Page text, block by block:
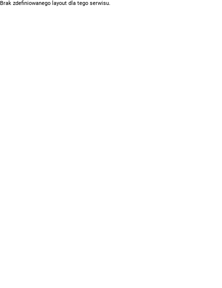
Brak zdefiniowanego layout dla tego serwisu.